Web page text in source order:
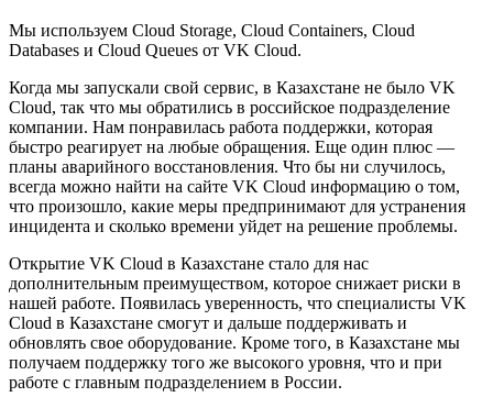
Мы используем Cloud Storage, Cloud Containers, Cloud
Databases и Cloud Queues от VK Cloud.
Когда мы запускали свой сервис, в Казахстане не было VK
Cloud, так что мы обратились в российское подразделение
компании. Нам понравилась работа поддержки, которая
быстро реагирует на любые обращения. Еще один плюс —
планы аварийного восстановления. Что бы ни случилось,
всегда можно найти на сайте VK Cloud информацию о том,
что произошло, какие меры предпринимают для устранения
инцидента и сколько времени уйдет на решение проблемы.
Открытие VK Cloud в Казахстане стало для нас
дополнительным преимуществом, которое снижает риски в
нашей работе. Появилась уверенность, что специалисты VK
Cloud в Казахстане смогут и дальше поддерживать и
обновлять свое оборудование. Кроме того, в Казахстане мы
получаем поддержку того же высокого уровня, что и при
работе с главным подразделением в России.